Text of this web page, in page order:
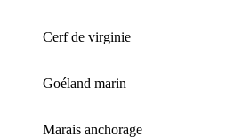
Cerf de virginie
Goéland marin
Marais anchorage